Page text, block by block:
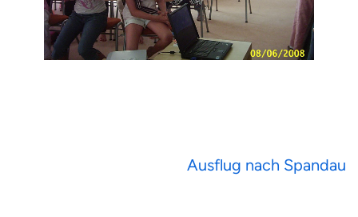
BeitragsnavigationAusflug nach Spandau